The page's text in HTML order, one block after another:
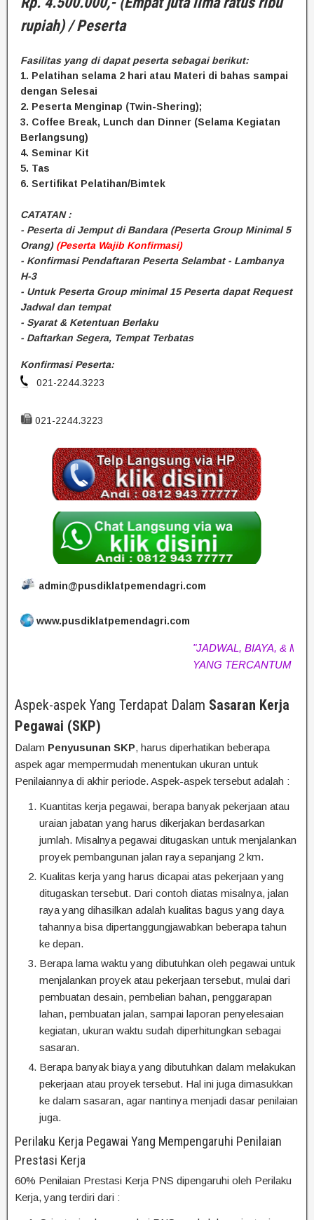
rupiah) / Peserta
Fasilitas yang di dapat peserta sebagai berikut:
1. Pelatihan selama 2 hari atau Materi di bahas sampai
dengan Selesai
2. Peserta Menginap (Twin-Shering);
3. Coffee Break, Lunch dan Dinner (Selama Kegiatan
Berlangsung)
4. Seminar Kit
5. Tas
6. Sertifikat Pelatihan/Bimtek
CATATAN :
- Peserta di Jemput di Bandara (Peserta Group Minimal 5
Orang) (Peserta Wajib Konfirmasi)
- Konfirmasi Pendaftaran Peserta Selambat - Lambanya
H-3
- Untuk Peserta Group minimal 15 Peserta dapat Request
Jadwal dan tempat
- Syarat & Ketentuan Berlaku
- Daftarkan Segera, Tempat Terbatas
Konfirmasi Peserta:
021-2244.3223
021-2244.3223
admin@pusdiklatpemendagri.com
www.pusdiklatpemendagri.com
"JADWAL, BIAYA, &
YANG TERCANTUM
Aspek-aspek Yang Terdapat Dalam Sasaran Kerja
Pegawai (SKP)
Dalam Penyusunan SKP, harus diperhatikan beberapa
aspek agar mempermudah menentukan ukuran untuk
Penilaiannya di akhir periode. Aspek-aspek tersebut adalah :
Kuantitas kerja pegawai, berapa banyak pekerjaan atau
uraian jabatan yang harus dikerjakan berdasarkan
jumlah. Misalnya pegawai ditugaskan untuk menjalankan
proyek pembangunan jalan raya sepanjang 2 km.
Kualitas kerja yang harus dicapai atas pekerjaan yang
ditugaskan tersebut. Dari contoh diatas misalnya, jalan
raya yang dihasilkan adalah kualitas bagus yang daya
tahannya bisa dipertanggungjawabkan beberapa tahun
ke depan.
Berapa lama waktu yang dibutuhkan oleh pegawai untuk
menjalankan proyek atau pekerjaan tersebut, mulai dari
pembuatan desain, pembelian bahan, penggarapan
lahan, pembuatan jalan, sampai laporan penyelesaian
kegiatan, ukuran waktu sudah diperhitungkan sebagai
sasaran.
Berapa banyak biaya yang dibutuhkan dalam melakukan
pekerjaan atau proyek tersebut. Hal ini juga dimasukkan
ke dalam sasaran, agar nantinya menjadi dasar penilaian
juga.
Perilaku Kerja Pegawai Yang Mempengaruhi Penilaian
Prestasi Kerja
60% Penilaian Prestasi Kerja PNS dipengaruhi oleh Perilaku
Kerja, yang terdiri dari :